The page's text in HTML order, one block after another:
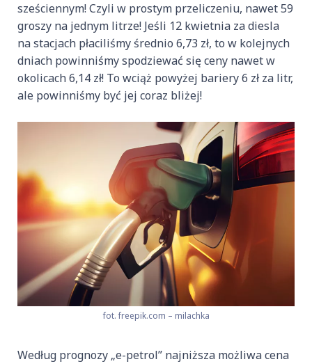
sześciennym! Czyli w prostym przeliczeniu, nawet 59
groszy na jednym litrze! Jeśli 12 kwietnia za diesla
na stacjach płaciliśmy średnio 6,73 zł, to w kolejnych
dniach powinniśmy spodziewać się ceny nawet w
okolicach 6,14 zł! To wciąż powyżej bariery 6 zł za litr,
ale powinniśmy być jej coraz bliżej!
fot. freepik.com – milachka
Według prognozy „e-petrol” najniższa możliwa cena